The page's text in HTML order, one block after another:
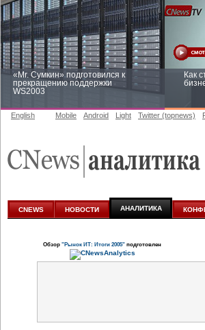
«Mr. Сумкин» подготовился к
прекращению поддержки
WS2003
Как
аналитике
English Mobile Android Light Twitter (topnews)
CNEWS НОВОСТИ АНАЛИТИКА
Обзор "Рынок ИТ: Итоги 2005" подготовлен